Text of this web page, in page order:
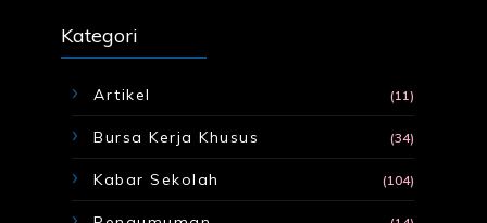
Kategori
Artikel (11)
Bursa Kerja Khusus (34)
Kabar Sekolah (104)